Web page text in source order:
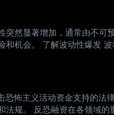
突然显著增加，通常由不
机会。 了解波动性爆发
恐怖主义活动资金支持的
规。 反恐融资在各领域